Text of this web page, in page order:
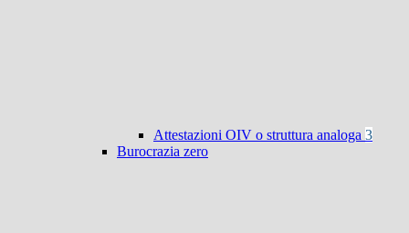
Attestazioni OIV o struttura analoga 3
Burocrazia zero